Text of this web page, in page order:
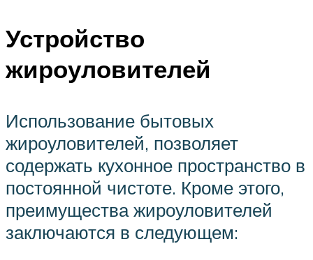
Устройство
жироуловителей
Использование бытовых
жироуловителей, позволяет
содержать кухонное пространство в
постоянной чистоте. Кроме этого,
преимущества жироуловителей
заключаются в следующем: